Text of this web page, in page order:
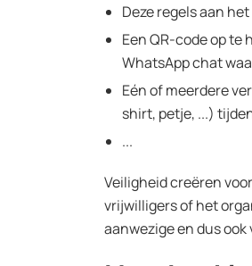
Deze regels aan
Een QR-code op te
WhatsApp chat
Eén of meerdere
shirt, petje, ...)
...
Veiligheid creëren
vrijwilligers of het
aanwezige en dus